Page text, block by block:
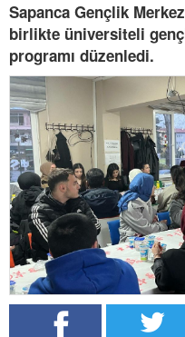
Sapanca Gençlik
birlikte üniversiteli
programı düzenledi.